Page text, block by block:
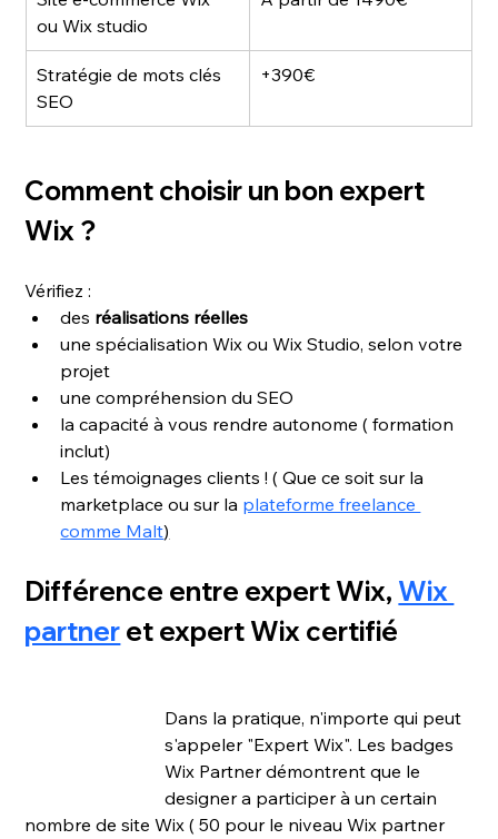
ou Wix studio
Stratégie de mots clés
SEO
+390€
Comment choisir un bon expert
Wix ?
Vérifiez :
des réalisations réelles
une spécialisation Wix ou Wix Studio, selon votre
projet
une compréhension du SEO
la capacité à vous rendre autonome ( formation
inclut)
Les témoignages clients ! ( Que ce soit sur la
marketplace ou sur la plateforme freelance
comme Malt)
Différence entre expert Wix, Wix
partner et expert Wix certifié
Dans la pratique, n'importe qui peut
s'appeler "Expert Wix". Les badges
Wix Partner démontrent que le
designer a participer à un certain
nombre de site Wix ( 50 pour le niveau Wix partner